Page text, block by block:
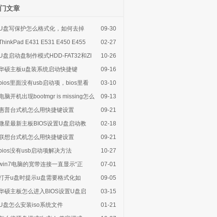
文章
盘写保护怎么格式化，如何去掉
09-30
E431 E531 E450 E455
E420
02-27
盘启动盘制作模式HDD-FAT32和ZI
10-26
硕主板u盘装系统启动快捷键
09-16
里面没有usb启动项，bios里看
03-10
脑开机出现bootmgr is missing怎么
09-13
普台式机怎么用快捷键设置
09-21
星最新主板BIOS设置U盘启动教
02-18
想台式机怎么用快捷键设置
09-21
没有usb启动项解决方法
10-27
电脑的宽带连接一直显示“正
07-01
开u盘时提示u盘需要格式化如
09-05
硕主板怎么进入BIOS设置U盘启
03-15
盘怎么安装iso系统文件
01-21